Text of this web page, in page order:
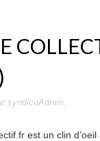
syndicoAdmin.
est un clin